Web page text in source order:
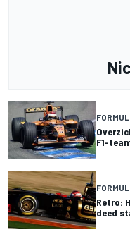
F1-
Retro:
deed